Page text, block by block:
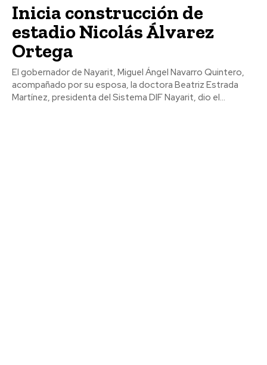
Inicia construcción de
estadio Nicolás Álvarez
Ortega
El gobernador de Nayarit, Miguel Ángel Navarro Quintero,
acompañado por su esposa, la doctora Beatriz Estrada
Martínez, presidenta del Sistema DIF Nayarit, dio el...